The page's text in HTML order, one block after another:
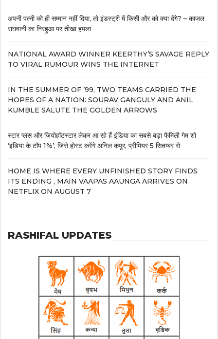
अपनी पत्नी को ही सम्मान नहीं दिया, तो इंडस्ट्री में किसी और को क्या देंगे? – काजल
राघवानी का निरहुआ पर तीखा हमला
NATIONAL AWARD WINNER KEERTHY’S SAVAGE REPLY
TO VIRAL RUMOUR WINS THE INTERNET
IN THE SUMMER OF ’99, TWO TEAMS CARRIED THE
HOPES OF A NATION: SOURAV GANGULY AND ANIL
KUMBLE SALUTE THE GOLDEN ARROWS
स्टार प्लस और जियोहॉटस्टार लेकर आ रहे हैं इंडिया का सबसे बड़ा फैमिली गेम शो
‘इंडिया के टॉप 1%’, जिसे होस्ट करेंगे अनिल कपूर, प्रीमियर 5 सितम्बर से
HOME IS WHERE EVERY UNFINISHED STORY FINDS
ITS ENDING , MAIN VAAPAS AAUNGA ARRIVES ON
NETFLIX ON AUGUST 7
RASHIFAL UPDATES